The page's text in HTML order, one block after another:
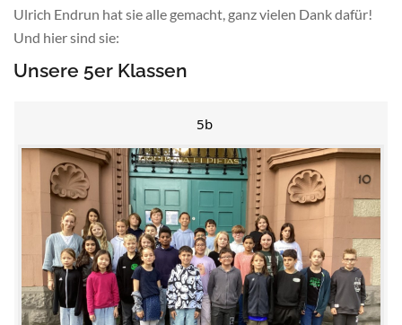
Ulrich Endrun hat sie alle gemacht, ganz vielen Dank dafür!
Und hier sind sie:
Unsere 5er Klassen
5b